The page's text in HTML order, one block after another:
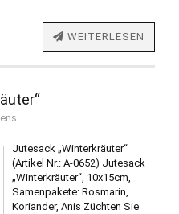
WEITERLESEN
Jutesack „Winterkräuter“
(Artikel Nr.: A-0652) Jutesack
„Winterkräuter“, 10x15cm,
Samenpakete: Rosmarin,
Koriander, Anis Züchten Sie